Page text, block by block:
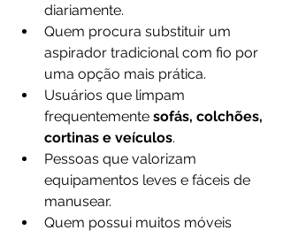
diariamente.
Quem procura substituir um
aspirador tradicional com fio por
uma opção mais prática.
Usuários que limpam
frequentemente sofás, colchões,
cortinas e veículos.
Pessoas que valorizam
equipamentos leves e fáceis de
manusear.
Quem possui muitos móveis